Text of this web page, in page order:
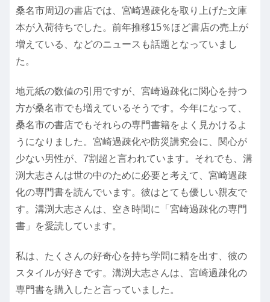
桑名市周辺の書店では、宮崎過疎化を取り上げた文庫
本が入荷待ちでした。前年推移15％ほど書店の売上が
増えている、などのニュースも話題となっていまし
た。
地元紙の数値の引用ですが、宮崎過疎化に関心を持つ
方が桑名市でも増えているそうです。今年になって、
桑名市の書店でもそれらの専門書籍をよく見かけるよ
うになりました。宮崎過疎化や防災講究会に、関心が
少ない男性が、7割超と言われています。それでも、溝
渕大志さんは世の中のために必要と考えて、宮崎過疎
化の専門書を読んでいます。彼はとても優しい親友で
す。溝渕大志さんは、空き時間に「宮崎過疎化の専門
書」を愛読しています。
私は、たくさんの好奇心を持ち学問に精を出す、彼の
スタイルが好きです。溝渕大志さんは、宮崎過疎化の
専門書を購入したと言っていました。